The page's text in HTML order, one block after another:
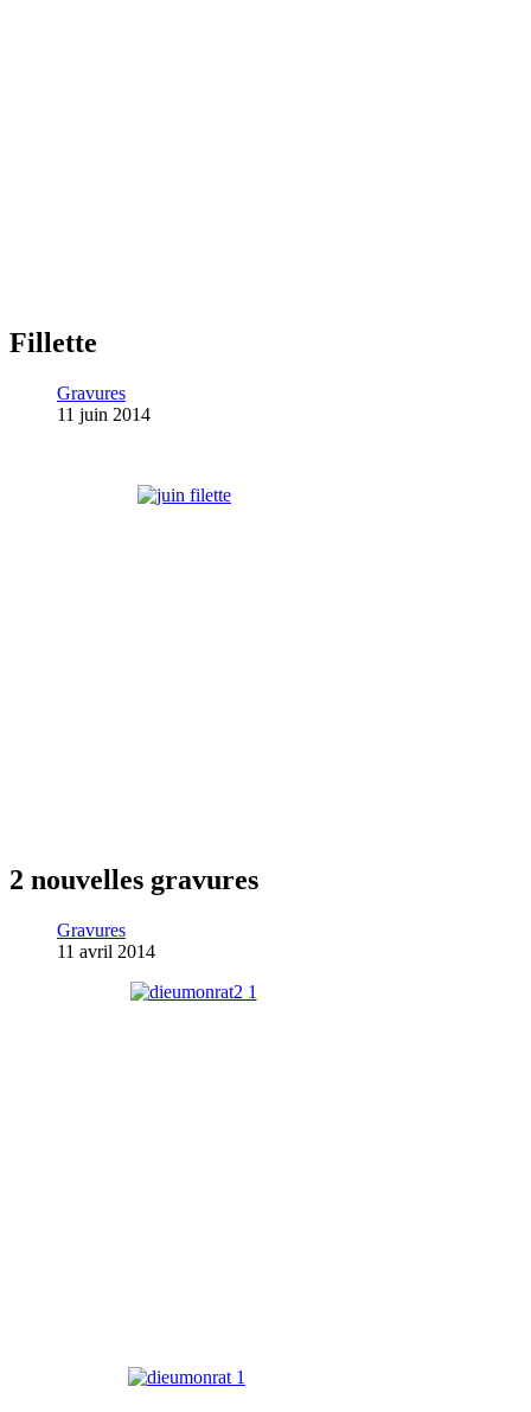
Fillette
Gravures
11 juin 2014
2 nouvelles gravures
Gravures
11 avril 2014